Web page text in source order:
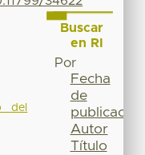
del
Buscar
en RI
Por
Fecha
de
publicación
Autor
Título